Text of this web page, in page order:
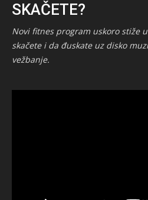
SKAČETE?
Novi fitnes program uskoro stiže
skačete i da đuskate uz disko
vežbanje.